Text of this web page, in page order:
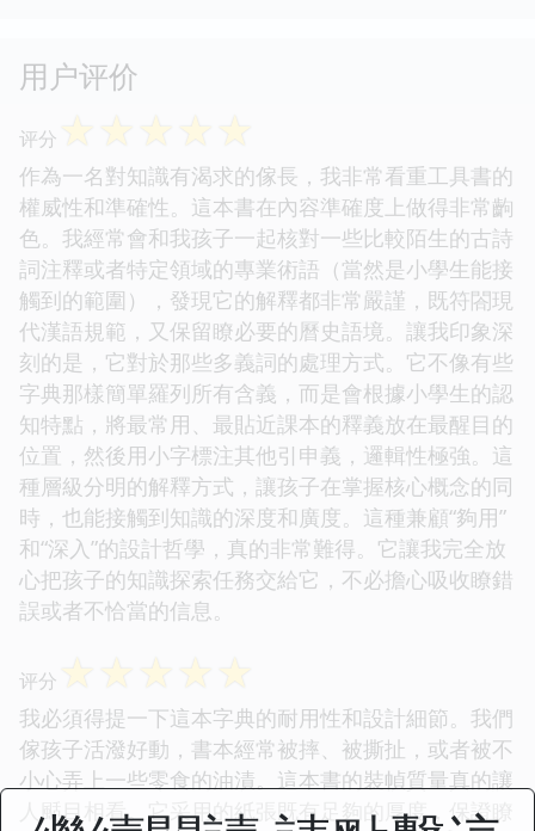
用户评价
评分 ☆☆☆☆☆
作為一名對知識有渴求的傢長，我非常看重工具書的
權威性和準確性。這本書在內容準確度上做得非常齣
色。我經常會和我孩子一起核對一些比較陌生的古詩
詞注釋或者特定領域的專業術語（當然是小學生能接
觸到的範圍），發現它的解釋都非常嚴謹，既符閤現
代漢語規範，又保留瞭必要的曆史語境。讓我印象深
刻的是，它對於那些多義詞的處理方式。它不像有些
字典那樣簡單羅列所有含義，而是會根據小學生的認
知特點，將最常用、最貼近課本的釋義放在最醒目的
位置，然後用小字標注其他引申義，邏輯性極強。這
種層級分明的解釋方式，讓孩子在掌握核心概念的同
時，也能接觸到知識的深度和廣度。這種兼顧“夠用”
和“深入”的設計哲學，真的非常難得。它讓我完全放
心把孩子的知識探索任務交給它，不必擔心吸收瞭錯
誤或者不恰當的信息。
评分 ☆☆☆☆☆
我必須得提一下這本字典的耐用性和設計細節。我們
傢孩子活潑好動，書本經常被摔、被撕扯，或者被不
小心弄上一些零食的油漬。這本書的裝幀質量真的讓
人颳目相看。它采用的紙張既有足夠的厚度，保證瞭